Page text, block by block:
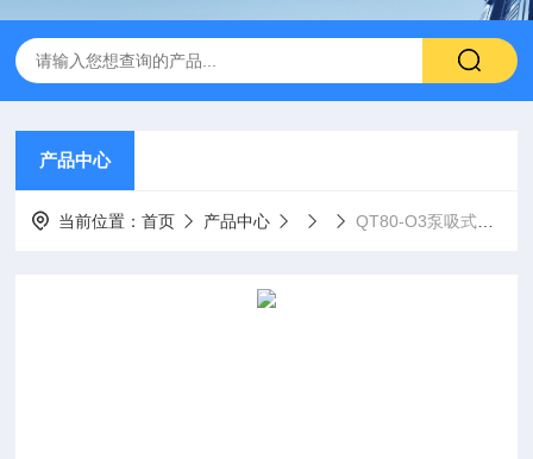
产品中心
当前位置：首页 产品中心 QT80-O3泵吸式臭氧检测仪